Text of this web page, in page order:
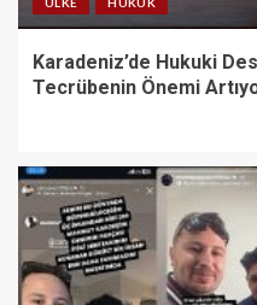
Karadeniz’de Hukuki
Tecrübenin Önemi